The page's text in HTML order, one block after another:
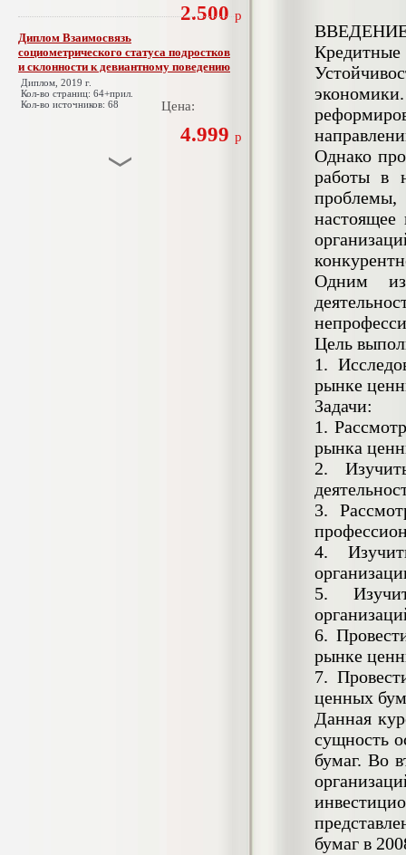
2.500 р
Диплом Взаимосвязь
социометрического статуса подростков
и склонности к девиантному поведению
Диплом, 2019 г.
Кол-во страниц: 64+прил.
Кол-во источников: 68
Цена:
4.999 р
Однако
работы в
проблемы,
настоящее
Одним из
Цель
1.
рынке
Задачи:
1.
рынка
2.
3.
4.
5.
6.
рынке
7.
ценных
Данная
сущность
бумаг. Во
бумаг в